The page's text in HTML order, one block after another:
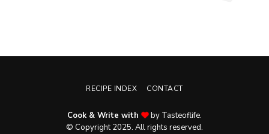
RECIPE INDEX CONTACT
Cook & Write with
by Tasteoflife.
© Copyright 2025. All rights reserved.